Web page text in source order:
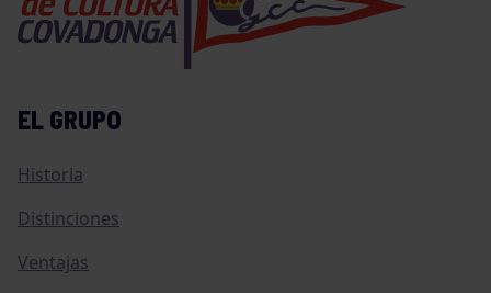
EL GRUPO
Historia
Distinciones
Ventajas